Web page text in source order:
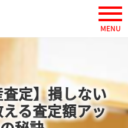
定】損しない
る査定額アッ